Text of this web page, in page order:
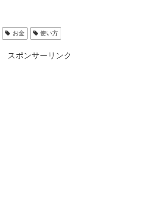
お金 使い方
スポンサーリンク